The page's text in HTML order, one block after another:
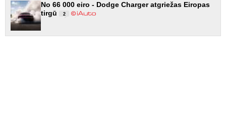
No 66 000 eiro - Dodge Charger atgriežas Eiropas
tirgū
2